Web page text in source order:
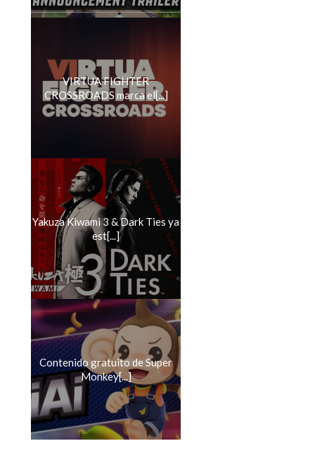
VIRTUA FIGHTER
CROSSROADS marca el[...]
Yakuza Kiwami 3 & Dark Ties ya
est[...]
Contenido gratuito de Super
Monkey[...]